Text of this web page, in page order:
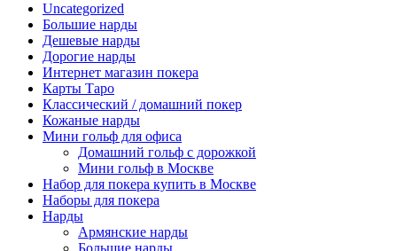
Uncategorized
Большие нарды
Дешевые нарды
Дорогие нарды
Интернет магазин покера
Карты Таро
Классический / домашний покер
Кожаные нарды
Мини гольф для офиса
Домашний гольф с дорожкой
Мини гольф в Москве
Набор для покера купить в Москве
Наборы для покера
Нарды
Армянские нарды